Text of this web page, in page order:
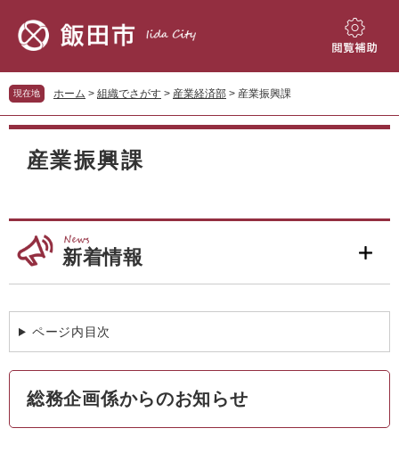
先
頭
を
飛
閲
現在地 ホーム > 組織でさがす > 産業経済部 > 産業振興課
本
産業振興課
新着情報
ページ内目次
総務企画係からのお知らせ